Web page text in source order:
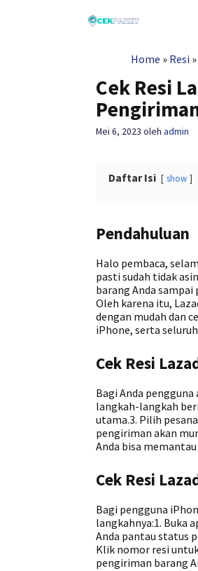
Home » Resi
Cek Resi
Mei 6, 2023 oleh admin
Daftar Isi show
Pendahuluan
Halo pembaca,
pasti sudah tidak
barang Anda
Oleh karena itu,
dengan mudah dan
iPhone, serta
Cek Resi
Bagi Anda
langkah-langkah
utama.3. Pilih
pengiriman akan
Anda bisa
Cek Resi
Bagi pengguna
langkahnya:1. Buka
Anda pantau status
Klik nomor resi
pengiriman barang